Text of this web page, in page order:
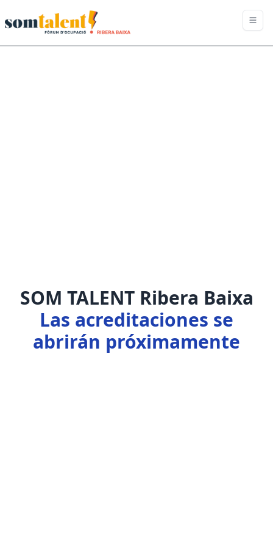
SOM TALENT Ribera Baixa
Las acreditaciones se
abrirán próximamente